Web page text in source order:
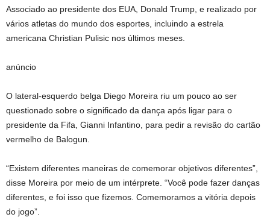
Associado ao presidente dos EUA, Donald Trump, e realizado por
vários atletas do mundo dos esportes, incluindo a estrela
americana Christian Pulisic nos últimos meses.
anúncio
O lateral-esquerdo belga Diego Moreira riu um pouco ao ser
questionado sobre o significado da dança após ligar para o
presidente da Fifa, Gianni Infantino, para pedir a revisão do cartão
vermelho de Balogun.
“Existem diferentes maneiras de comemorar objetivos diferentes”,
disse Moreira por meio de um intérprete. “Você pode fazer danças
diferentes, e foi isso que fizemos. Comemoramos a vitória depois
do jogo”.